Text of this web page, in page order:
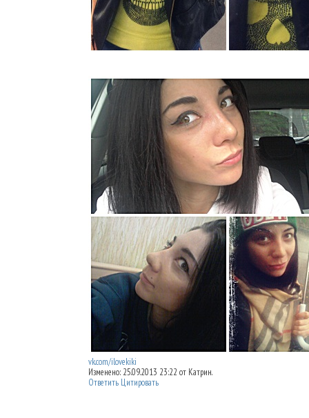
vk.com/ilovekiki
Изменено: 25.09.2013 23:22 от Катрин.
Ответить Цитировать